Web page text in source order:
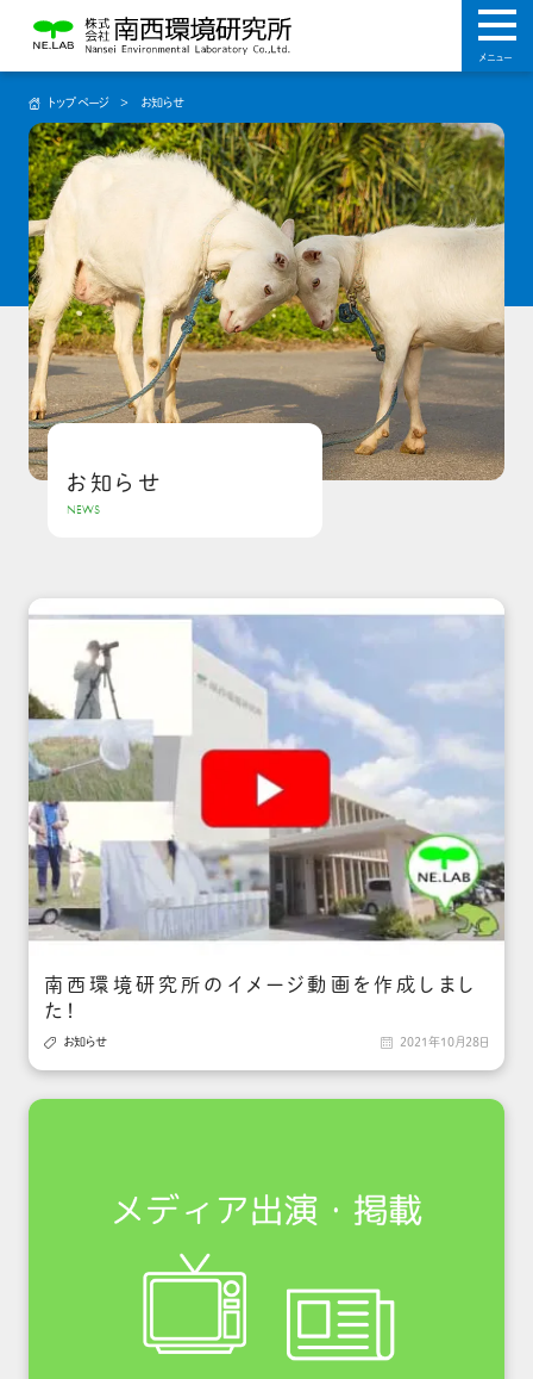
メニュー
 トップページ お知らせ
お知らせ
NEWS
南西環境研究所のイメージ動画を作成しまし
た！
 お知らせ  2021年10月28日